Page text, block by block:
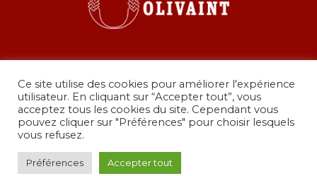
36 rue de Grenelle, 75007 Paris
© Copyright 2024 - Conférence Olivaint -
Ce site utilise des cookies pour améliorer l'expérience
utilisateur. En cliquant sur “Accepter tout”, vous
acceptez tous les cookies du site. Cependant vous
pouvez cliquer sur "Préférences" pour choisir lesquels
vous refusez.
Préférences Accepter tout